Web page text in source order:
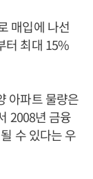
매입에 나선
터 최대 15%
아파트 물량은
2008년 금융
수 있다는 우